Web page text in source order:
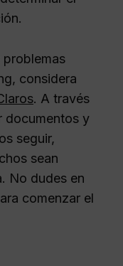
problemas
considera
. A través
documentos y
seguir,
sean
No dudes en
comenzar el